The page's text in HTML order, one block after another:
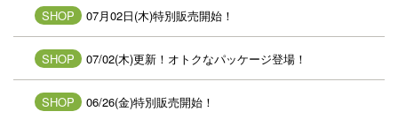
SHOP 07月02日(木)特別販売開始！
SHOP 07/02(木)更新！オトクなパッケージ登場！
SHOP 06/26(金)特別販売開始！